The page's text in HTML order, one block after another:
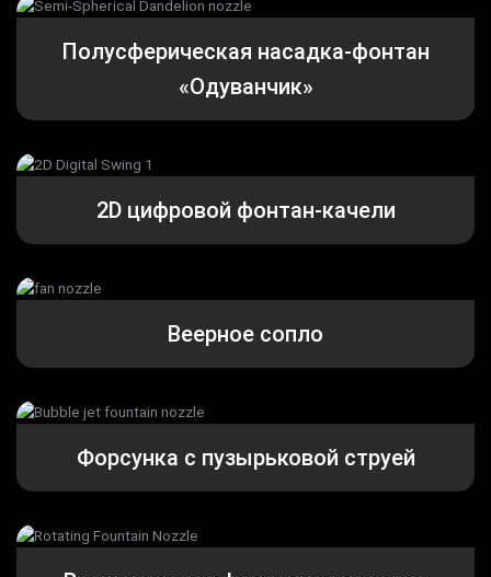
Полусферическая насадка-фонтан
«Одуванчик»
2D цифровой фонтан-качели
Веерное сопло
Форсунка с пузырьковой струей